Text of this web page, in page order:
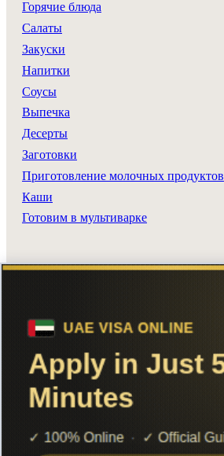
Горячие блюда
Салаты
Закуски
Напитки
Соусы
Выпечка
Десерты
Заготовки
Приготовление молочных продуктов
Каши
Готовим в мультиварке
Главная
Поиск
Авторы
Реклама
Вход
Добавить рецепт